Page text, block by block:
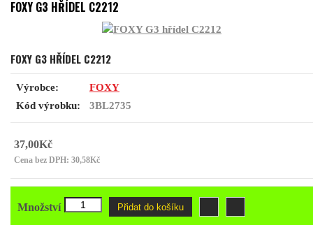
FOXY G3 HŘÍDEL C2212
FOXY G3 HŘÍDEL C2212
Výrobce:
FOXY
Kód výrobku:
3BL2735
37,00Kč
Cena bez DPH: 30,58Kč
Množství Přidat do košíku